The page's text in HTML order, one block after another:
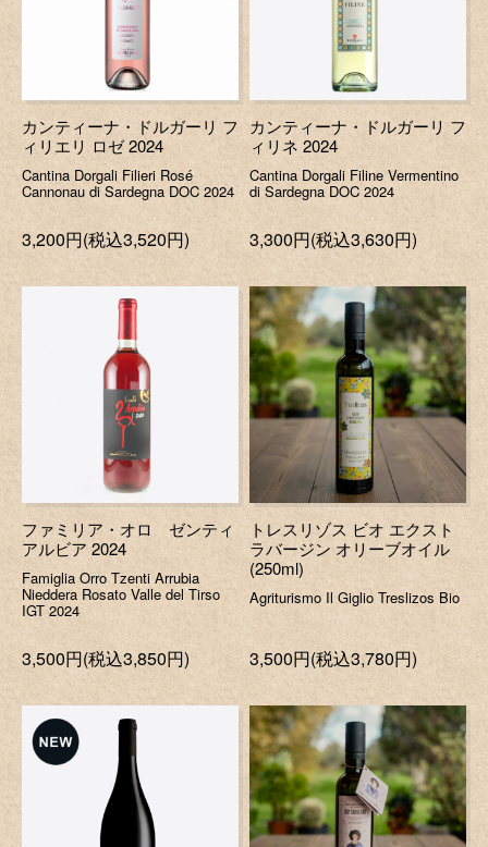
カンティーナ・ドルガーリ フ
ィリエリ ロゼ 2024
Cantina Dorgali Filieri Rosé
Cannonau di Sardegna DOC 2024
3,200円(税込3,520円)
カンティーナ・ドルガーリ フ
ィリネ 2024
Cantina Dorgali Filine Vermentino
di Sardegna DOC 2024
3,300円(税込3,630円)
ファミリア・オロ ゼンティ
アルビア 2024
Famiglia Orro Tzenti Arrubia
Nieddera Rosato Valle del Tirso
IGT 2024
3,500円(税込3,850円)
トレスリゾス ビオ エクスト
ラバージン オリーブオイル
(250ml)
Agriturismo Il Giglio Treslizos Bio
3,500円(税込3,780円)